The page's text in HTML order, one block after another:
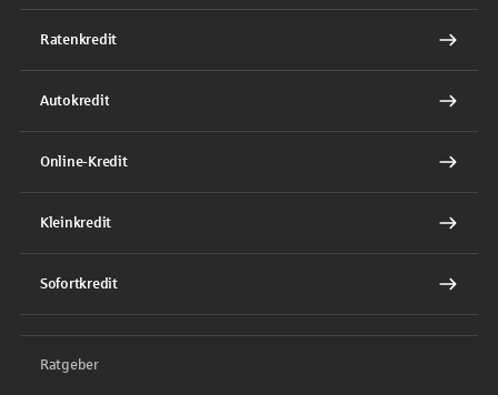
Ratenkredit
Autokredit
Online-Kredit
Kleinkredit
Sofortkredit
Ratgeber